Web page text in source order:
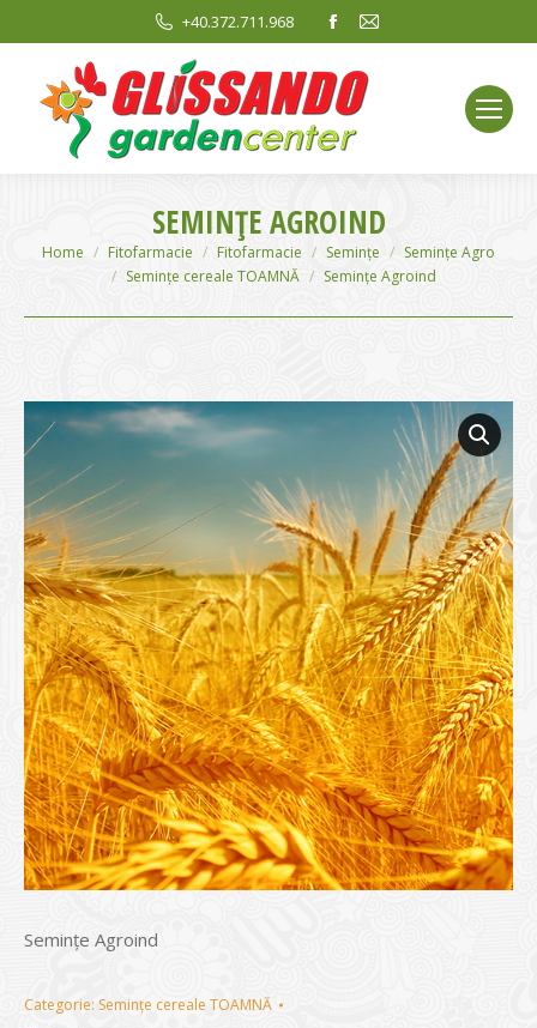
+40.372.711.968
Facebook
opens
in
new
window
Mail
window
SEMINȚE AGROIND
You are here:
Home Fitofarmacie Fitofarmacie Semințe
Semințe Agro
Semințe cereale TOAMNĂ
Semințe Agroind
Semințe Agroind
Categorie: Semințe cereale TOAMNĂ